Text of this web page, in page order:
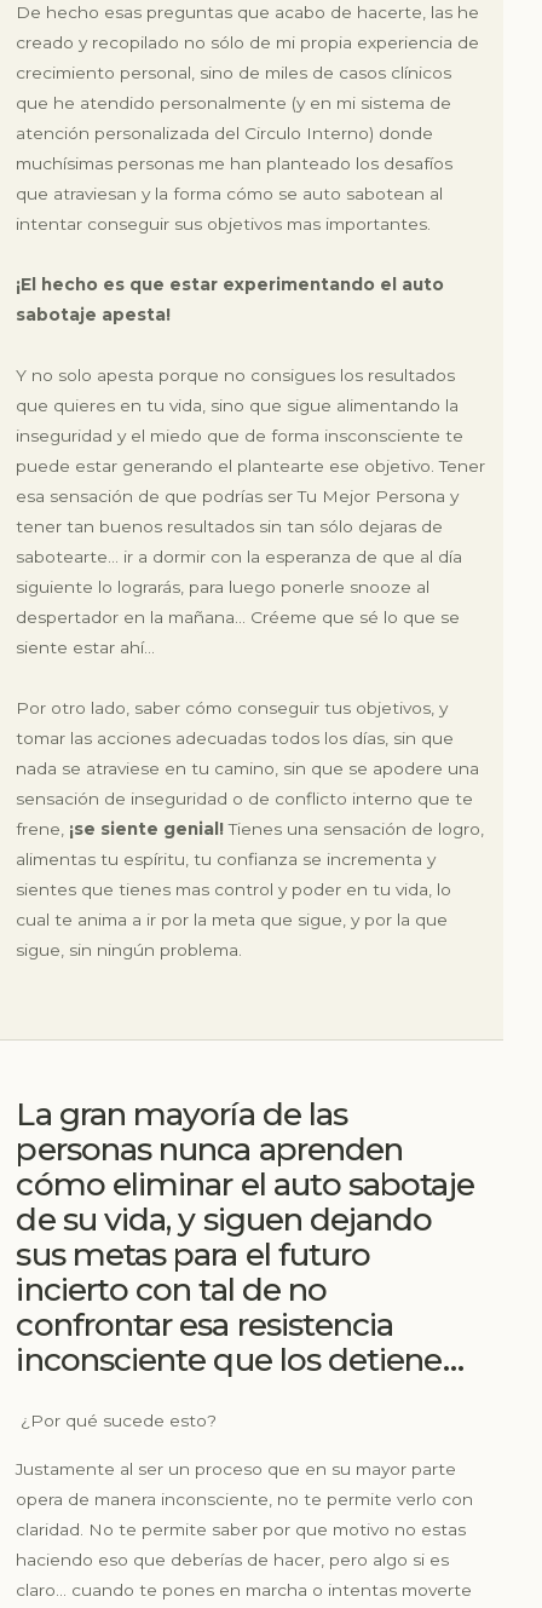
De hecho esas preguntas que acabo de hacerte, las he
creado y recopilado no sólo de mi propia experiencia de
crecimiento personal, sino de miles de casos clínicos
que he atendido personalmente (y en mi sistema de
atención personalizada del Circulo Interno) donde
muchísimas personas me han planteado los desafíos
que atraviesan y la forma cómo se auto sabotean al
intentar conseguir sus objetivos mas importantes.
¡El hecho es que estar experimentando el auto
sabotaje apesta!
Y no solo apesta porque no consigues los resultados
que quieres en tu vida, sino que sigue alimentando la
inseguridad y el miedo que de forma insconsciente te
puede estar generando el plantearte ese objetivo. Tener
esa sensación de que podrías ser Tu Mejor Persona y
tener tan buenos resultados sin tan sólo dejaras de
sabotearte… ir a dormir con la esperanza de que al día
siguiente lo lograrás, para luego ponerle snooze al
despertador en la mañana… Créeme que sé lo que se
siente estar ahí…
Por otro lado, saber cómo conseguir tus objetivos, y
tomar las acciones adecuadas todos los días, sin que
nada se atraviese en tu camino, sin que se apodere una
sensación de inseguridad o de conflicto interno que te
frene, ¡se siente genial!Tienes una sensación de logro,
alimentas tu espíritu, tu confianza se incrementa y
sientes que tienes mas control y poder en tu vida, lo
cual te anima a ir por la meta que sigue, y por la que
sigue, sin ningún problema.
La gran mayoría de las
personas nunca aprenden
cómo eliminar el auto sabotaje
de su vida, y siguen dejando
sus metas para el futuro
incierto con tal de no
confrontar esa resistencia
inconsciente que los detiene…
¿Por qué sucede esto?
Justamente al ser un proceso que en su mayor parte
opera de manera inconsciente, no te permite verlo con
claridad. No te permite saber por que motivo no estas
haciendo eso que deberías de hacer, pero algo si es
claro… cuando te pones en marcha o intentas moverte